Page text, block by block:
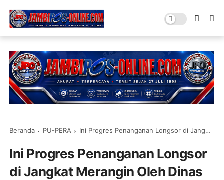
Beranda PU-PERA Ini Progres Penanganan Longsor di Jangkat Merangin Oleh Dinas PUPR Prov Jambi
Ini Progres Penanganan Longsor
di Jangkat Merangin Oleh Dinas